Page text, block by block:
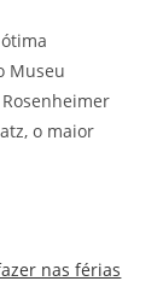
Museu
o maior
nas férias